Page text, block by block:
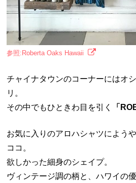
参照:Roberta Oaks Hawaii
チャイナタウンのコーナーにはオ
リ。
その中でもひときわ目を引く
「
お気に入りのアロハシャツによう
ココ。
欲しかった細身のシェイプ。
ヴィンテージ調の柄と、ハワイの